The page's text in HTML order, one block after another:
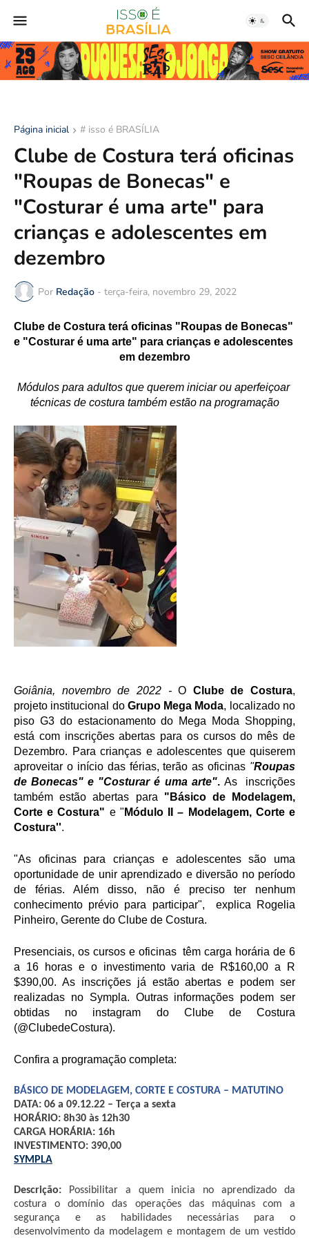
Página inicial # isso é BRASÍLIA
Clube de Costura terá oficinas
"Roupas de Bonecas" e
"Costurar é uma arte" para
crianças e adolescentes em
dezembro
Por Redação - terça-feira, novembro 29, 2022
Clube de Costura terá oficinas "Roupas de Bonecas"
e "Costurar é uma arte" para crianças e adolescentes
em dezembro
Módulos para adultos que querem iniciar ou aperfeiçoar
técnicas de costura também estão na programação
Goiânia, novembro de 2022 - O Clube de Costura,
projeto institucional do Grupo Mega Moda, localizado no
piso G3 do estacionamento do Mega Moda Shopping,
está com inscrições abertas para os cursos do mês de
Dezembro. Para crianças e adolescentes que quiserem
aproveitar o início das férias, terão as oficinas "Roupas
de Bonecas" e "Costurar é uma arte". As  inscrições
também estão abertas para "Básico de Modelagem,
Corte e Costura" e " Módulo II – Modelagem, Corte e
Costura''.
"As oficinas para crianças e adolescentes são uma
oportunidade de unir aprendizado e diversão no período
de férias. Além disso, não é preciso ter nenhum
conhecimento prévio para participar",  explica Rogelia
Pinheiro, Gerente do Clube de Costura.
Presenciais, os cursos e oficinas  têm carga horária de 6
a 16 horas e o investimento varia de R$160,00 a R
$390,00. As inscrições já estão abertas e podem ser
realizadas no Sympla. Outras informações podem ser
obtidas no instagram do Clube de Costura
(@ClubedeCostura).
Confira a programação completa:
BÁSICO DE MODELAGEM, CORTE E COSTURA – MATUTINO
DATA: 06 a 09.12.22 – Terça a sexta
HORÁRIO: 8h30 às 12h30
CARGA HORÁRIA: 16h
INVESTIMENTO: 390,00
SYMPLA
Descrição: Possibilitar a quem inicia no aprendizado da
costura o domínio das operações das máquinas com a
segurança e as habilidades necessárias para o
desenvolvimento da modelagem e montagem de um vestido